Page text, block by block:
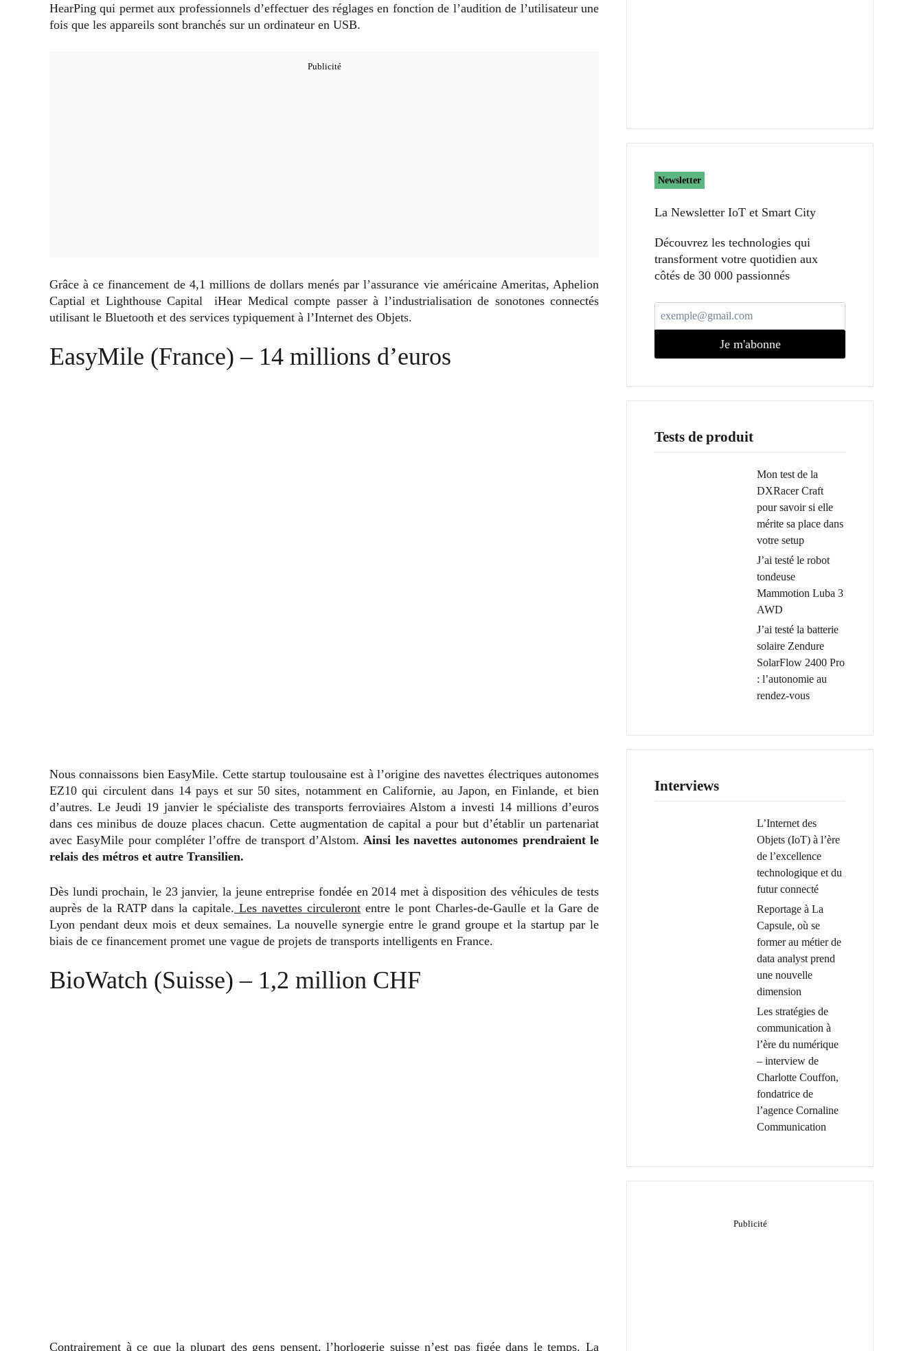
HearPing qui permet aux professionnels d’effectuer des réglages en fonction de l’audition de l’utilisateur une
fois que les appareils sont branchés sur un ordinateur en USB.
Grâce à ce financement de 4,1 millions de dollars menés par l’assurance vie américaine Ameritas, Aphelion
Captial et Lighthouse Capital iHear Medical compte passer à l’industrialisation de sonotones connectés
utilisant le Bluetooth et des services typiquement à l’Internet des Objets.
EasyMile (France) – 14 millions d’euros
Nous connaissons bien EasyMile. Cette startup toulousaine est à l’origine des navettes électriques autonomes
EZ10 qui circulent dans 14 pays et sur 50 sites, notamment en Californie, au Japon, en Finlande, et bien
d’autres. Le Jeudi 19 janvier le spécialiste des transports ferroviaires Alstom a investi 14 millions d’euros
dans ces minibus de douze places chacun. Cette augmentation de capital a pour but d’établir un partenariat
avec EasyMile pour compléter l’offre de transport d’Alstom.Ainsi les navettes autonomes prendraient le
relais des métros et autre Transilien.
Dès lundi prochain, le 23 janvier, la jeune entreprise fondée en 2014 met à disposition des véhicules de tests
auprès de la RATP dans la capitale. Les navettes circuleront entre le pont Charles-de-Gaulle et la Gare de
Lyon pendant deux mois et deux semaines. La nouvelle synergie entre le grand groupe et la startup par le
biais de ce financement promet une vague de projets de transports intelligents en France.
BioWatch (Suisse) – 1,2 million CHF
Contrairement à ce que la plupart des gens pensent, l’horlogerie suisse n’est pas figée dans le temps. La
Newsletter
La Newsletter IoT et Smart City​
Découvrez les technologies qui
transforment votre quotidien aux
côtés de 30 000 passionnés
Je m'abonne
Tests de produit
Mon test de la
DXRacer Craft
pour savoir si elle
mérite sa place dans
votre setup
J’ai testé le robot
tondeuse
Mammotion Luba 3
AWD
J’ai testé la batterie
solaire Zendure
SolarFlow 2400 Pro
: l’autonomie au
rendez-vous
Interviews
L’Internet des
Objets (IoT) à l’ère
de l’excellence
technologique et du
futur connecté
Reportage à La
Capsule, où se
former au métier de
data analyst prend
une nouvelle
dimension
Les stratégies de
communication à
l’ère du numérique
– interview de
Charlotte Couffon,
fondatrice de
l’agence Cornaline
Communication